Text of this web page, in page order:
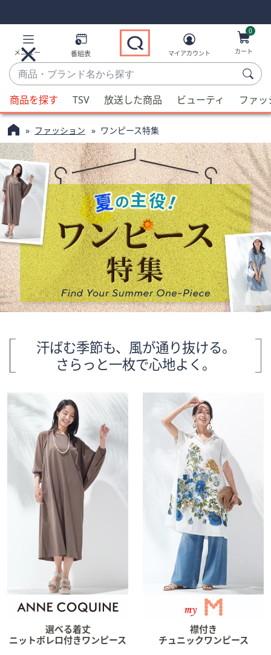
Links
Links2
メニュー 番組表
商
品・
ブ
ラ
ン
ド
名
か
ら
探
す
候
補
が
利
用
可
能
な
場
合、
上
下
の
矢
印
キ
ま
ッ
デ
て
覧
マイアカウント
0
カート
商品を探す TSV 放送した商品 ビューティ ファ
ファッション ワンピース特集
汗ばむ季節も、風が通り抜ける。
さらっと一枚で心地よく。
選べる着丈
ニットボレロ付きワンピース
襟付き
チュニックワンピース